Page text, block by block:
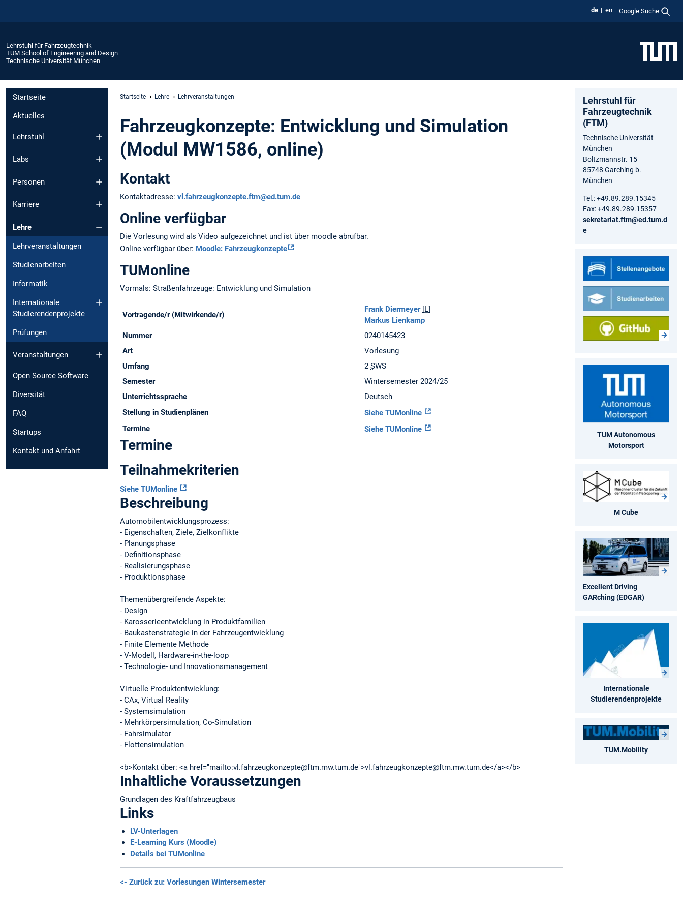
de en Google Suche
Lehrstuhl für Fahrzeugtechnik
TUM School of Engineering and Design
Technische Universität München
Startseite
Aktuelles
Lehrstuhl
Labs
Personen
Karriere
Lehre
Lehrveranstaltungen
Studienarbeiten
Informatik
Internationale
Studierendenprojekte
Prüfungen
Veranstaltungen
Open Source Software
Diversität
FAQ
Startups
Kontakt und Anfahrt
Startseite Lehre Lehrveranstaltungen
Fahrzeugkonzepte: Entwicklung und Simulation
(Modul MW1586, online)
Kontakt
Kontaktadresse: vl.fahrzeugkonzepte.ftm@ed.tum.de
Online verfügbar
Die Vorlesung wird als Video aufgezeichnet und ist über moodle abrufbar.
Online verfügbar über: Moodle: Fahrzeugkonzepte
TUMonline
Vormals: Straßenfahrzeuge: Entwicklung und Simulation
Vortragende/r (Mitwirkende/r)
Frank Diermeyer [L]
Markus Lienkamp
Nummer
0240145423
Art
Vorlesung
Umfang
2 SWS
Semester
Wintersemester 2024/25
Unterrichtssprache
Deutsch
Stellung in Studienplänen
Siehe TUMonline
Termine
Siehe TUMonline
Termine
Teilnahmekriterien
Siehe TUMonline
Beschreibung
Automobilentwicklungsprozess:
- Eigenschaften, Ziele, Zielkonflikte
- Planungsphase
- Definitionsphase
- Realisierungsphase
- Produktionsphase
Themenübergreifende Aspekte:
- Design
- Karosserieentwicklung in Produktfamilien
- Baukastenstrategie in der Fahrzeugentwicklung
- Finite Elemente Methode
- V-Modell, Hardware-in-the-loop
- Technologie- und Innovationsmanagement
Virtuelle Produktentwicklung:
- CAx, Virtual Reality
- Systemsimulation
- Mehrkörpersimulation, Co-Simulation
- Fahrsimulator
- Flottensimulation
<b>Kontakt über: <a href="mailto:vl.fahrzeugkonzepte@ftm.mw.tum.de">vl.fahrzeugkonzepte@ftm.mw.tum.de</a></b>
Inhaltliche Voraussetzungen
Grundlagen des Kraftfahrzeugbaus
Links
LV-Unterlagen
E-Learning Kurs (Moodle)
Details bei TUMonline
<- Zurück zu: Vorlesungen Wintersemester
Lehrstuhl für
Fahrzeugtechnik
(FTM)
Technische Universität
München
Boltzmannstr. 15
85748 Garching b.
München
Tel.: +49.89.289.15345
Fax: +49.89.289.15357
sekretariat.ftm@ed.tum.d
e
TUM Autonomous
Motorsport
M Cube
Excellent Driving
GARching (EDGAR)
Internationale
Studierendenprojekte
TUM.Mobility